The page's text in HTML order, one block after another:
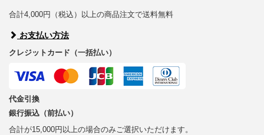
合計4,000円（税込）以上の商品注文で送料無料
お支払い方法
クレジットカード（一括払い）
代金引換
銀行振込（前払い）
合計が15,000円以上の場合のみご選択いただけます。